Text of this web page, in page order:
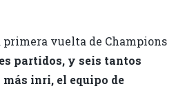
primera vuelta de Champions
partidos, y seis tantos
más inri, el equipo de